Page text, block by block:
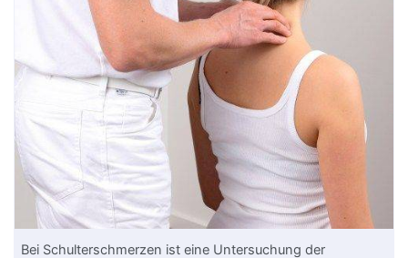
Bei Schulterschmerzen ist eine Untersuchung der